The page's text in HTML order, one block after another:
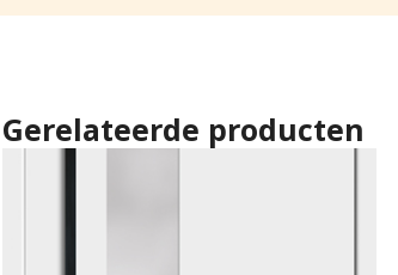
Gerelateerde producten